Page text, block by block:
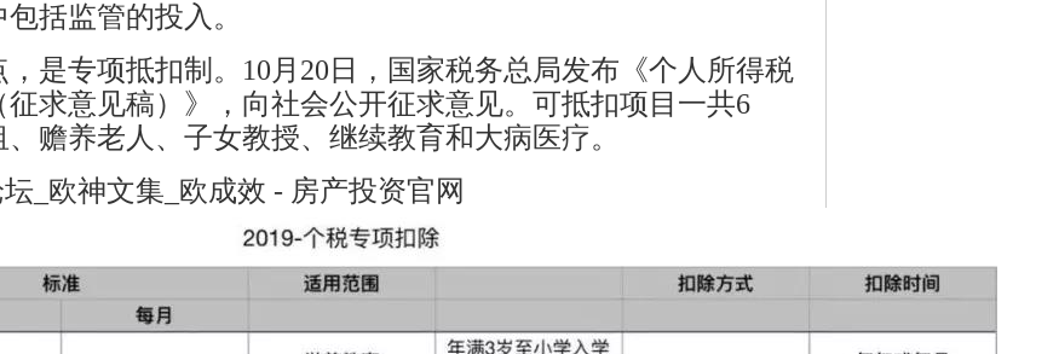
括监管的投入。
是专项抵扣制。10月20日，国家税务总局发布《个人所得税
求意见稿）》，向社会公开征求意见。可抵扣项目一共6
赡养老人、子女教授、继续教育和大病医疗。
_欧神文集_欧成效 - 房产投资官网